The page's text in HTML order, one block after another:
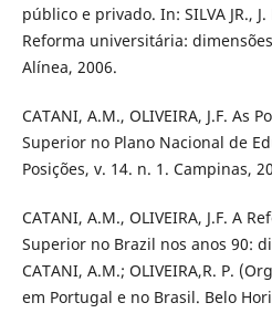
público e privado. In: SILVA JR.,
Reforma universitária:
Alínea, 2006.
CATANI, A.M., OLIVEIRA, J.F. As
Superior no Plano Nacional de
Posições, v. 14. n. 1. Campinas,
CATANI, A.M., OLIVEIRA, J.F. A
Superior no Brazil nos anos 90:
CATANI, A.M.; OLIVEIRA,R. P.
em Portugal e no Brasil. Belo